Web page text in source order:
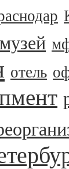
музей
отель